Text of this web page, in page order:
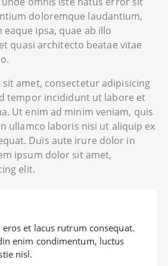
doloremque laudantium,
ipsa, quae ab illo
quasi architecto beatae vitae
amet, consectetur adipisicing
tempor incididunt ut labore et
Ut enim ad minim veniam, quis
ullamco laboris nisi ut aliquip ex
Duis aute irure dolor in
ipsum dolor sit amet,
elit.
et lacus rutrum consequat.
enim condimentum, luctus
nisl.